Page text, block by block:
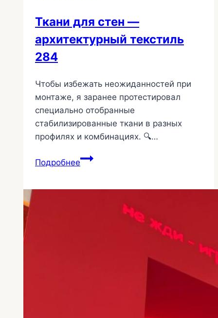
Ткани для стен —
архитектурный текстиль
284
Чтобы избежать неожиданностей при
монтаже, я заранее протестировал
специально отобранные
стабилизированные ткани в разных
профилях и комбинациях. 🔍…
ПодробнееТкани
архитектурный